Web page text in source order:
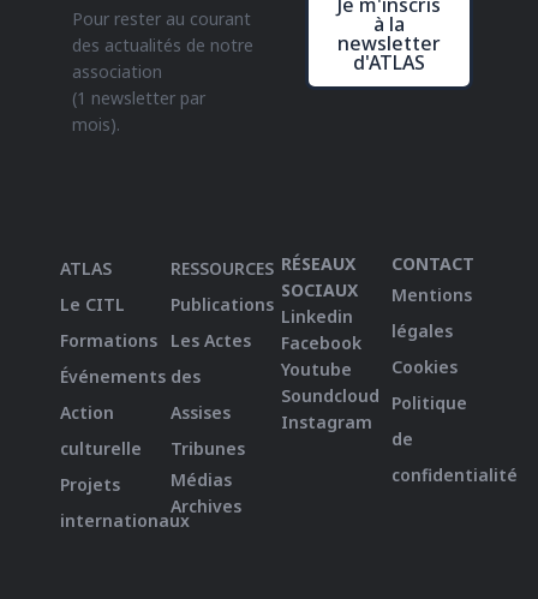
Pour rester au courant
des actualités de notre
association
(1 newsletter par
mois).
à la
newsletter
d'ATLAS
ATLAS
Le CITL
Formations
Événements
Action
culturelle
Projets
internationaux
RESSOURCES
Publications
Les Actes
des
Assises
Tribunes
Médias
Archives
RÉSEAUX
SOCIAUX
Linkedin
Facebook
Youtube
Soundcloud
Instagram
CONTACT
Mentions
légales
Cookies
Politique
de
confidentialité